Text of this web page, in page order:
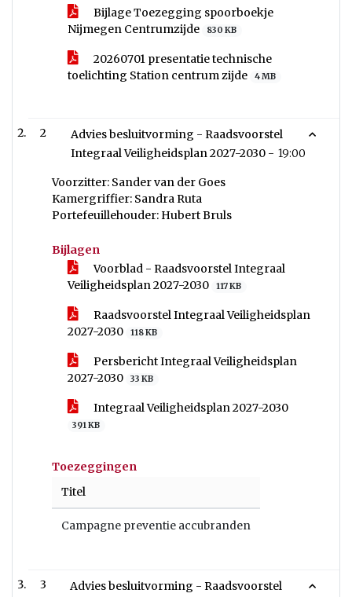
Bijlage Toezegging spoorboekje
Nijmegen Centrumzijde
830 KB
20260701 presentatie technische
toelichting Station centrum zijde
4 MB
2
Advies besluitvorming - Raadsvoorstel
Integraal Veiligheidsplan 2027-2030 - 19:00
Voorzitter: Sander van der Goes
Kamergriffier: Sandra Ruta
Portefeuillehouder: Hubert Bruls
Bijlagen
Voorblad - Raadsvoorstel Integraal
Veiligheidsplan 2027-2030
117 KB
Raadsvoorstel Integraal Veiligheidsplan
2027-2030
118 KB
Persbericht Integraal Veiligheidsplan
2027-2030
33 KB
Integraal Veiligheidsplan 2027-2030
391 KB
Toezeggingen
Titel
Campagne preventie accubranden
3
Advies besluitvorming - Raadsvoorstel